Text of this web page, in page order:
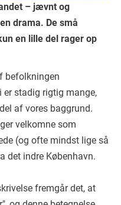
– jævnt og
drama. De små
en lille del rager op
befolkningen
stadig rigtig mange,
af vores baggrund.
velkomne som
(og ofte mindst lige så
det indre København.
fremgår det, at